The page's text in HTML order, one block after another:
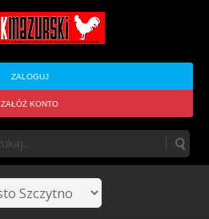
ZALOGUJ
ZAŁÓŻ KONTO